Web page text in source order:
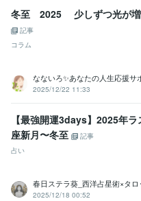
冬至 2025 少しずつ光が増
記事
コラム
なないろ✨あなたの人生応援サ
2025/12/22 11:33
【最強開運3days】2025年
座新月〜冬至
記事
占い
春日ステラ葵_西洋占星術×タ
2025/12/18 00:52